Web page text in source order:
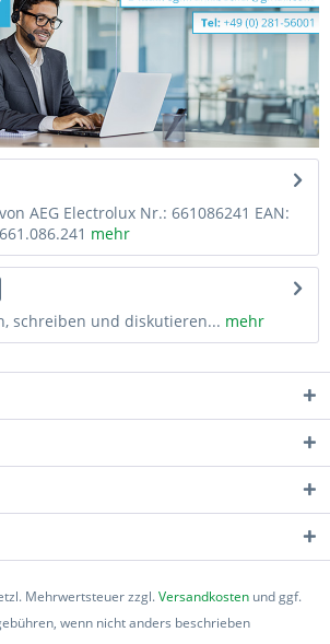
AEG Electrolux Nr.: 661086241 EAN:
mehr
schreiben und diskutieren... mehr
Mehrwertsteuer zzgl.Versandkosten und ggf.
wenn nicht anders beschrieben